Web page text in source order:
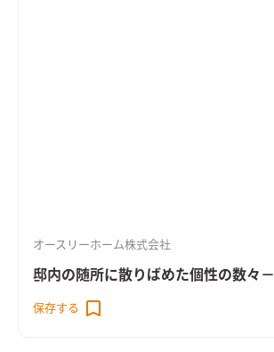
オースリーホーム株式会社
邸内の随所に散りばめた個性の数々－
保存する